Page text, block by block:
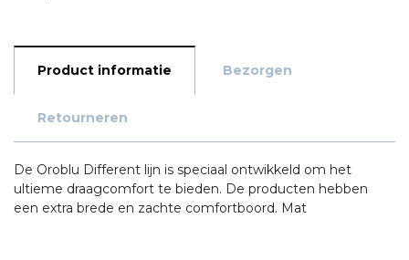
Product informatie Bezorgen
Retourneren
De Oroblu Different lijn is speciaal ontwikkeld om het
ultieme draagcomfort te bieden. De producten hebben
een extra brede en zachte comfortboord. Mat